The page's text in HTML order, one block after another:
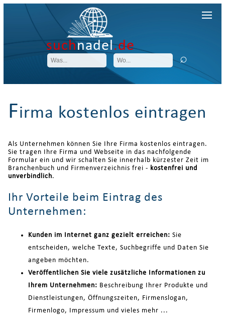
suchnadel.de
Firma kostenlos eintragen
Als Unternehmen können Sie Ihre Firma kostenlos eintragen.
Sie tragen Ihre Firma und Webseite in das nachfolgende
Formular ein und wir schalten Sie innerhalb kürzester Zeit im
Branchenbuch und Firmenverzeichnis frei - kostenfrei und
unverbindlich.
Ihr Vorteile beim Eintrag des
Unternehmen:
Kunden im Internet ganz gezielt erreichen: Sie
entscheiden, welche Texte, Suchbegriffe und Daten Sie
angeben möchten.
Veröffentlichen Sie viele zusätzliche Informationen zu
Ihrem Unternehmen: Beschreibung Ihrer Produkte und
Dienstleistungen, Öffnungszeiten, Firmenslogan,
Firmenlogo, Impressum und vieles mehr ...